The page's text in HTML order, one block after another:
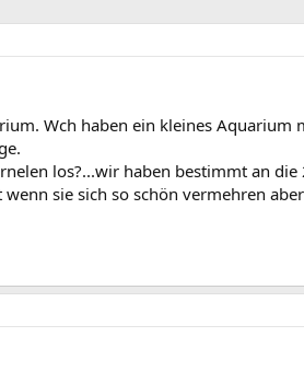
Wch haben ein kleines Aquarium
los?...wir haben bestimmt an die
wenn sie sich so schön vermehren